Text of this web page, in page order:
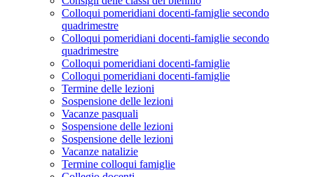
Colloqui pomeridiani docenti-famiglie secondo
quadrimestre
Colloqui pomeridiani docenti-famiglie secondo
quadrimestre
Colloqui pomeridiani docenti-famiglie
Colloqui pomeridiani docenti-famiglie
Termine delle lezioni
Sospensione delle lezioni
Vacanze pasquali
Sospensione delle lezioni
Sospensione delle lezioni
Vacanze natalizie
Termine colloqui famiglie